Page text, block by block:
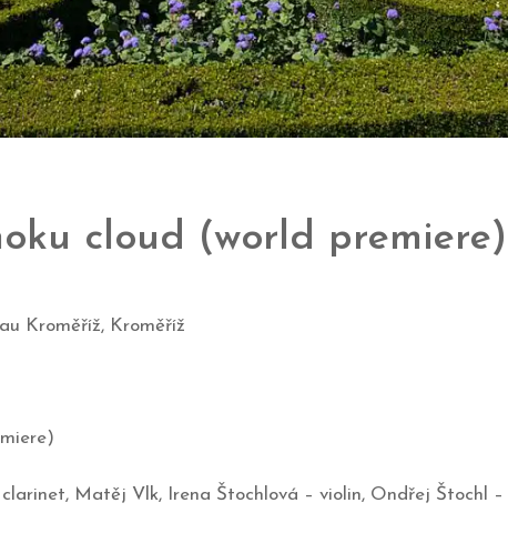
cloud (world premiere)
Kroměříž, Kroměříž
Matěj Vlk, Irena Štochlová – violin, Ondřej Štochl